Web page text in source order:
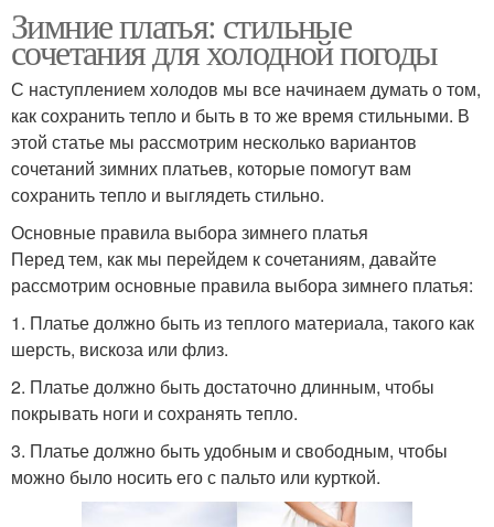
Зимние платья: стильные
сочетания для холодной погоды
С наступлением холодов мы все начинаем думать о том,
как сохранить тепло и быть в то же время стильными. В
этой статье мы рассмотрим несколько вариантов
сочетаний зимних платьев, которые помогут вам
сохранить тепло и выглядеть стильно.
Основные правила выбора зимнего платья
Перед тем, как мы перейдем к сочетаниям, давайте
рассмотрим основные правила выбора зимнего платья:
1. Платье должно быть из теплого материала, такого как
шерсть, вискоза или флиз.
2. Платье должно быть достаточно длинным, чтобы
покрывать ноги и сохранять тепло.
3. Платье должно быть удобным и свободным, чтобы
можно было носить его с пальто или курткой.